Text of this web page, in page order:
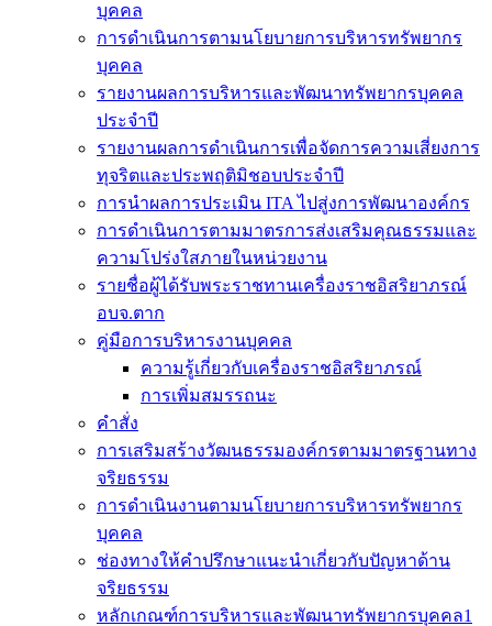
บุคคล
การดำเนินการตามนโยบายการบริหารทรัพยากร
บุคคล
รายงานผลการบริหารและพัฒนาทรัพยากรบุคคล
ประจำปี
รายงานผลการดำเนินการเพื่อจัดการความเสี่ยงการ
ทุจริตและประพฤติมิชอบประจำปี
การนำผลการประเมิน ITA ไปสู่งการพัฒนาองค์กร
การดำเนินการตามมาตรการส่งเสริมคุณธรรมและ
ความโปร่งใสภายในหน่วยงาน
รายชื่อผู้ได้รับพระราชทานเครื่องราชอิสริยาภรณ์
อบจ.ตาก
คู่มือการบริหารงานบุคคล
ความรู้เกี่ยวกับเครื่องราชอิสริยาภรณ์
การเพิ่มสมรรถนะ
คำสั่ง
การเสริมสร้างวัฒนธรรมองค์กรตามมาตรฐานทาง
จริยธรรม
การดำเนินงานตามนโยบายการบริหารทรัพยากร
บุคคล
ช่องทางให้คำปรึกษาแนะนำเกี่ยวกับปัญหาด้าน
จริยธรรม
หลักเกณฑ์การบริหารและพัฒนาทรัพยากรบุคคล1